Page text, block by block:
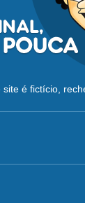
é fictício,